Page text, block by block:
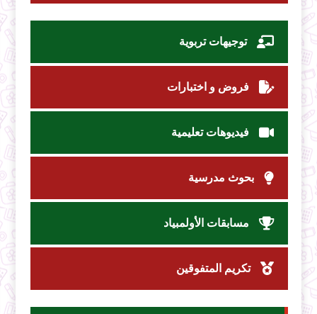
توجيهات تربوية
فروض و اختبارات
فيديوهات تعليمية
بحوث مدرسية
مسابقات الأولمبياد
تكريم المتفوقين